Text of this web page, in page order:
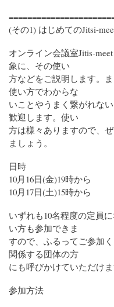
(その1) はじめてのJitsi-
オンライン会議室Jitis-
象に、その使い
方などをご説明します。
使い方でわからな
いことやうまく繋がれな
歓迎します。使い
方は様々ありますので、
ましょう。
日時
10月16日(金)19時から
10月17日(土)15時から
いずれも10名程度の定員
い方も参加できま
すので、ふるってご参加
関係する団体の方
にも呼びかけていただけ
参加方法